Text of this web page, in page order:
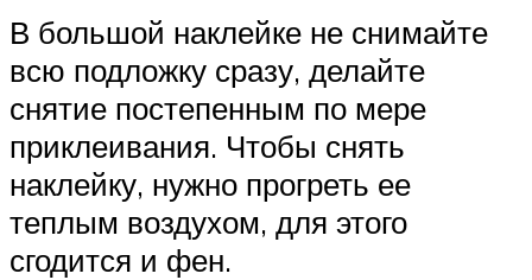
В большой наклейке не снимайте
всю подложку сразу, делайте
снятие постепенным по мере
приклеивания. Чтобы снять
наклейку, нужно прогреть ее
теплым воздухом, для этого
сгодится и фен.